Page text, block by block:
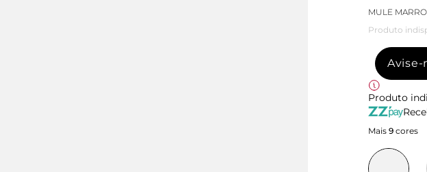
MULE
Produto
Avise-
Produto
Mais 9 cores